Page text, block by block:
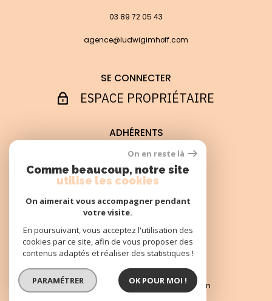
03 89 72 05 43
agence@ludwigimhoff.com
SE CONNECTER
ESPACE PROPRIÉTAIRE
ADHÉRENTS
© 2022
Tous droits réservés
Traduction powered by Google
Mentions légales Partenaires Admin
On en reste là
Comme beaucoup, notre site
utilise les cookies
On aimerait vous accompagner pendant
votre visite.
En poursuivant, vous acceptez l'utilisation des
cookies par ce site, afin de vous proposer des
contenus adaptés et réaliser des statistiques !
PARAMÉTRER OK POUR MOI !